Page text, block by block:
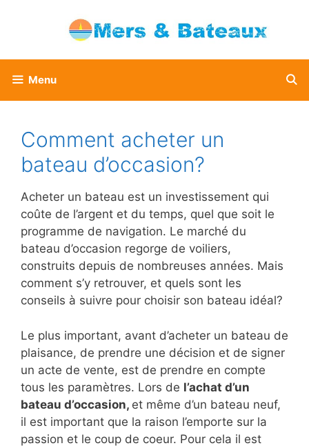
Menu
Comment acheter un
bateau d’occasion?
Acheter un bateau est un investissement qui
coûte de l’argent et du temps, quel que soit le
programme de navigation. Le marché du
bateau d’occasion regorge de voiliers,
construits depuis de nombreuses années. Mais
comment s’y retrouver, et quels sont les
conseils à suivre pour choisir son bateau idéal?
Le plus important, avant d’acheter un bateau de
plaisance, de prendre une décision et de signer
un acte de vente, est de prendre en compte
tous les paramètres. Lors de l’achat d’un
bateau d’occasion, et même d’un bateau neuf,
il est important que la raison l’emporte sur la
passion et le coup de coeur. Pour cela il est